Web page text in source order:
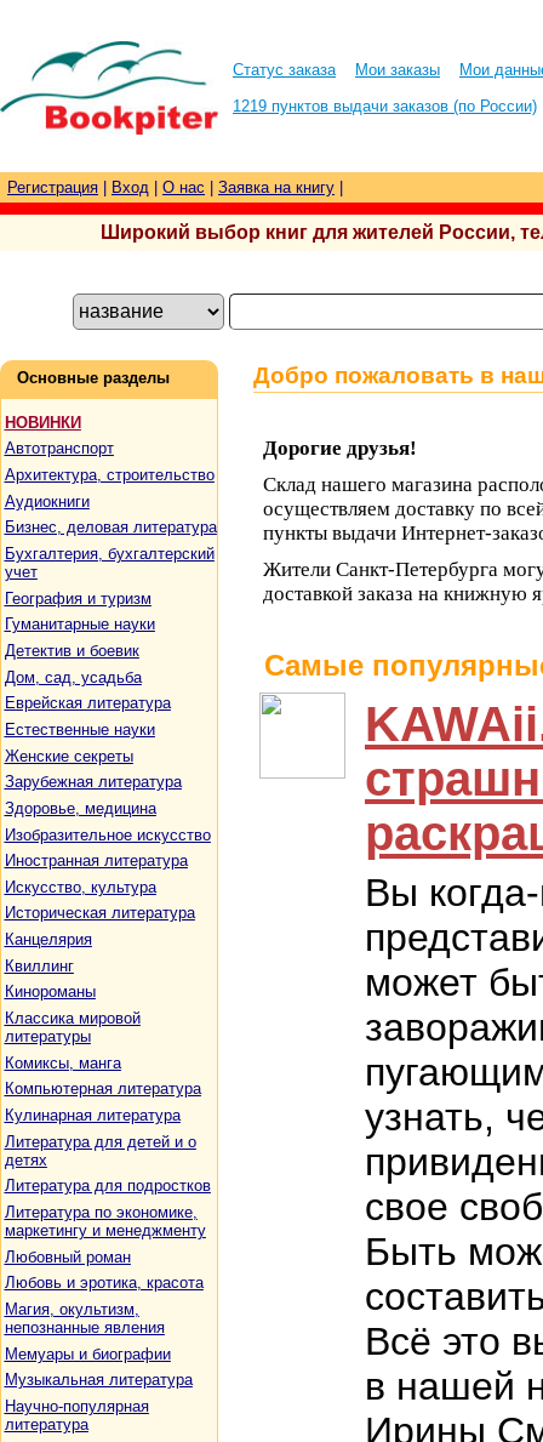
Статус заказа Мои заказы
Мои
1219 пунктов выдачи заказов (по России)
Регистрация Вход О нас Заявка на книгу
Широкий выбор книг для жителей России,
Основные разделы
НОВИНКИ
Автотранспорт
Архитектура, строительство
Аудиокниги
Бизнес, деловая литература
Бухгалтерия, бухгалтерский
учет
География и туризм
Гуманитарные науки
Детектив и боевик
Дом, сад, усадьба
Еврейская литература
Естественные науки
Женские секреты
Зарубежная литература
Здоровье, медицина
Изобразительное искусство
Иностранная литература
Искусство, культура
Историческая литература
Канцелярия
Квиллинг
Кинороманы
Классика мировой
литературы
Комиксы, манга
Компьютерная литература
Кулинарная литература
Литература для детей и о
детях
Литература для подростков
Литература по экономике,
маркетингу и менеджменту
Любовный роман
Любовь и эротика, красота
Магия, окультизм,
непознанные явления
Мемуары и биографии
Музыкальная литература
Научно-популярная
литература
Добро пожаловать в
Дорогие друзья!
Склад нашего магазина
осуществляем доставку по
пункты выдачи Интернет-
Жители Санкт-Петербурга
доставкой заказа на
Самые
Вы
может
узнать,
свое
Быть
Всё это
в нашей
Ирины